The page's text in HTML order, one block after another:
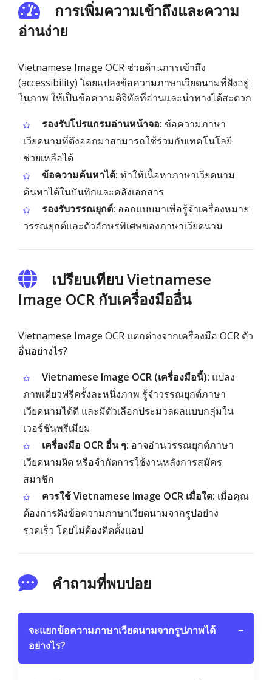
การเพิ่มความเข้าถึงและความ
อ่านง่าย
Vietnamese Image OCR ช่วยด้านการเข้าถึง
(accessibility) โดยแปลงข้อความภาษาเวียดนามที่ฝังอยู่
ในภาพ ให้เป็นข้อความดิจิทัลที่อ่านและนำทางได้สะดวก
รองรับโปรแกรมอ่านหน้าจอ: ข้อความภาษา
เวียดนามที่ดึงออกมาสามารถใช้ร่วมกับเทคโนโลยี
ช่วยเหลือได้
ข้อความค้นหาได้: ทำให้เนื้อหาภาษาเวียดนาม
ค้นหาได้ในบันทึกและคลังเอกสาร
รองรับวรรณยุกต์: ออกแบบมาเพื่อรู้จำเครื่องหมาย
วรรณยุกต์และตัวอักษรพิเศษของภาษาเวียดนาม
เปรียบเทียบ Vietnamese
Image OCR กับเครื่องมืออื่น
Vietnamese Image OCR แตกต่างจากเครื่องมือ OCR ตัว
อื่นอย่างไร?
Vietnamese Image OCR (เครื่องมือนี้): แปลง
ภาพเดี่ยวฟรีครั้งละหนึ่งภาพ รู้จำวรรณยุกต์ภาษา
เวียดนามได้ดี และมีตัวเลือกประมวลผลแบบกลุ่มใน
เวอร์ชันพรีเมียม
เครื่องมือ OCR อื่น ๆ: อาจอ่านวรรณยุกต์ภาษา
เวียดนามผิด หรือจำกัดการใช้งานหลังการสมัคร
สมาชิก
ควรใช้ Vietnamese Image OCR เมื่อใด: เมื่อคุณ
ต้องการดึงข้อความภาษาเวียดนามจากรูปอย่าง
รวดเร็ว โดยไม่ต้องติดตั้งแอป
คำถามที่พบบ่อย
จะแยกข้อความภาษาเวียดนามจากรูปภาพได้
อย่างไร?
−